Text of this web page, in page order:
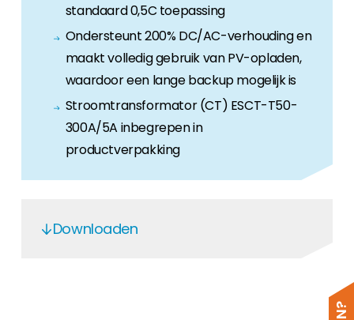
standaard 0,5C toepassing
Ondersteunt 200% DC/AC-verhouding en
maakt volledig gebruik van PV-opladen,
waardoor een lange backup mogelijk is
Stroomtransformator (CT) ESCT-T50-
300A/5A inbegrepen in
productverpakking
Downloaden